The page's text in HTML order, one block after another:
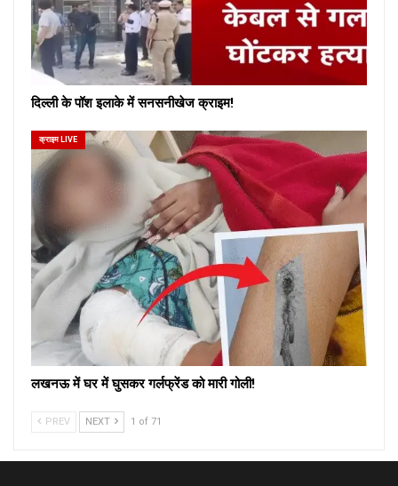
दिल्ली के पॉश इलाके में सनसनीखेज क्राइम!
क्राइम LIVE
लखनऊ में घर में घुसकर गर्लफ्रेंड को मारी गोली!
PREV NEXT 1 of 71